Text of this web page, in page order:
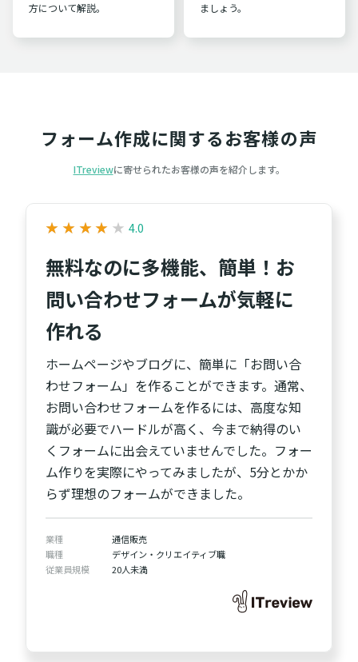
方について解説。
ましょう。
フォーム作成に関するお客様の声
ITreviewに寄せられたお客様の声を紹介します。
★
★ ★
★ ★
★ ★
★ ★
★ 4.0
無料なのに多機能、簡単！お
問い合わせフォームが気軽に
作れる
ホームページやブログに、簡単に「お問い合
わせフォーム」を作ることができます。通常、
お問い合わせフォームを作るには、高度な知
識が必要でハードルが高く、今まで納得のい
くフォームに出会えていませんでした。フォー
ム作りを実際にやってみましたが、5分とかか
らず理想のフォームができました。
業種
通信販売
職種
デザイン・クリエイティブ職
従業員規模
20人未満